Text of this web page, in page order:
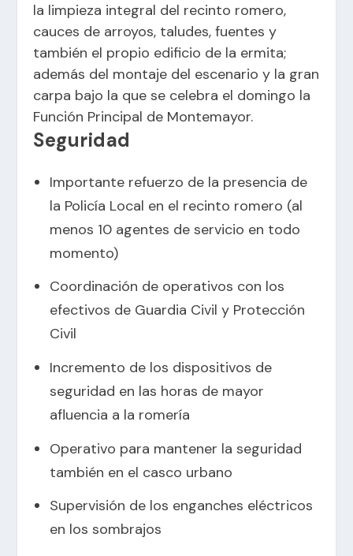
la limpieza integral del recinto romero,
cauces de arroyos, taludes, fuentes y
también el propio edificio de la ermita;
además del montaje del escenario y la gran
carpa bajo la que se celebra el domingo la
Función Principal de Montemayor.
Seguridad
Importante refuerzo de la presencia de
la Policía Local en el recinto romero (al
menos 10 agentes de servicio en todo
momento)
Coordinación de operativos con los
efectivos de Guardia Civil y Protección
Civil
Incremento de los dispositivos de
seguridad en las horas de mayor
afluencia a la romería
Operativo para mantener la seguridad
también en el casco urbano
Supervisión de los enganches eléctricos
en los sombrajos